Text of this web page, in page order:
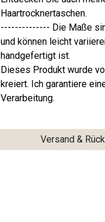
Haartrocknertaschen.
-------------- Die Maße
und können leicht
handgefertigt ist.
Dieses Produkt wurde
kreiert. Ich garantiere
Verarbeitung.
Versand &